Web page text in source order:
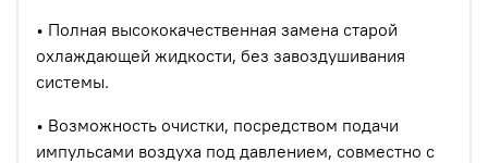
• Полная высококачественная замена старой
охлаждающей жидкости, без завоздушивания
системы.
• Возможность очистки, посредством подачи
импульсами воздуха под давлением, совместно с